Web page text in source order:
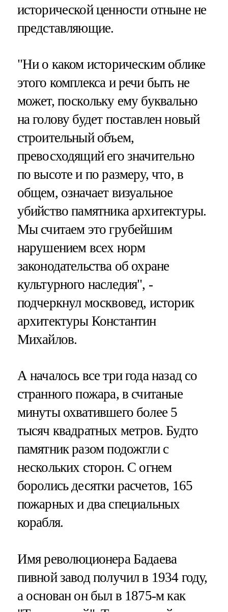
исторической ценности отныне не
представляющие.
"Ни о каком историческим облике
этого комплекса и речи быть не
может, поскольку ему буквально
на голову будет поставлен новый
строительный объем,
превосходящий его значительно
по высоте и по размеру, что, в
общем, означает визуальное
убийство памятника архитектуры.
Мы считаем это грубейшим
нарушением всех норм
законодательства об охране
культурного наследия", -
подчеркнул москвовед, историк
архитектуры Константин
Михайлов.
А началось все три года назад со
странного пожара, в считаные
минуты охватившего более 5
тысяч квадратных метров. Будто
памятник разом подожгли с
нескольких сторон. С огнем
боролись десятки расчетов, 165
пожарных и два специальных
корабля.
Имя революционера Бадаева
пивной завод получил в 1934 году,
а основан он был в 1875-м как